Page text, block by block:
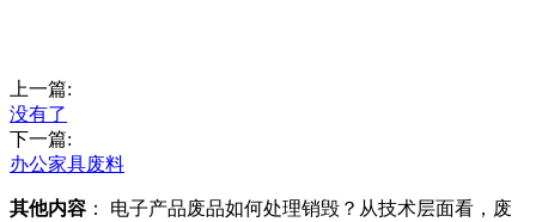
上一篇:
没有了
下一篇:
办公家具废料
其他内容 ： 电子产品废品如何处理销毁？从技术层面看，废